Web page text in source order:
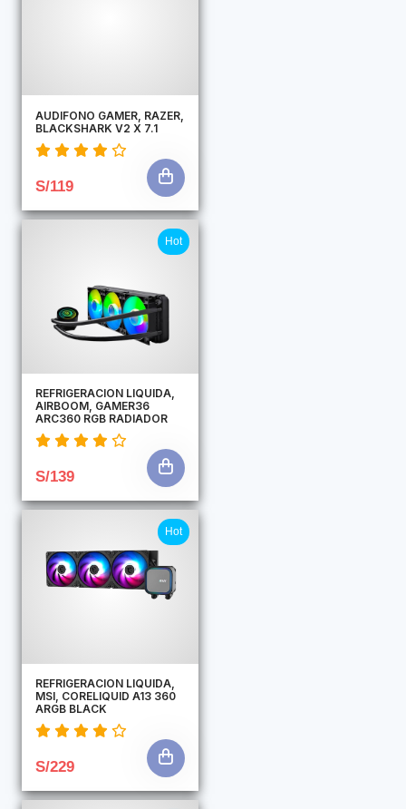
AUDIFONO GAMER, RAZER,
BLACKSHARK V2 X 7.1
S/119
Hot
REFRIGERACION LIQUIDA,
AIRBOOM, GAMER36
ARC360 RGB RADIADOR
S/139
Hot
REFRIGERACION LIQUIDA,
MSI, CORELIQUID A13 360
ARGB BLACK
S/229